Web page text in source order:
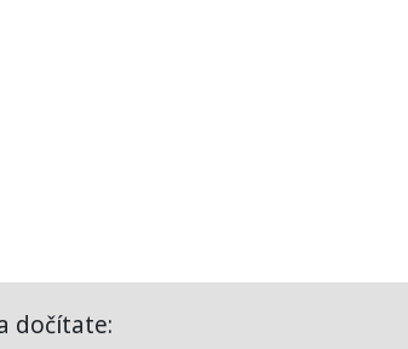
dočítate: